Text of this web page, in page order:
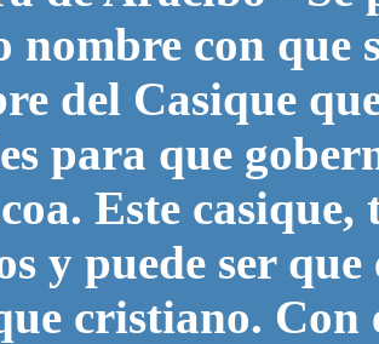
nombre con que
del Casique
para que
Este
y puede ser
cristiano. Con